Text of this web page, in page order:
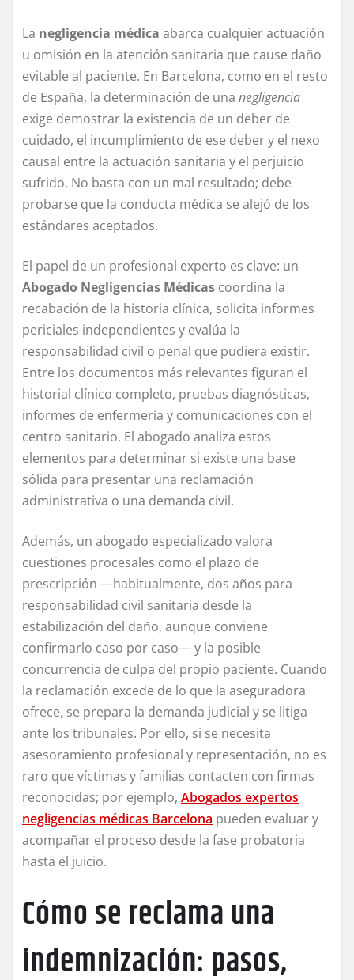
La negligencia médica abarca cualquier actuación
u omisión en la atención sanitaria que cause daño
evitable al paciente. En Barcelona, como en el resto
de España, la determinación de una negligencia
exige demostrar la existencia de un deber de
cuidado, el incumplimiento de ese deber y el nexo
causal entre la actuación sanitaria y el perjuicio
sufrido. No basta con un mal resultado; debe
probarse que la conducta médica se alejó de los
estándares aceptados.
El papel de un profesional experto es clave: un
Abogado Negligencias Médicas coordina la
recabación de la historia clínica, solicita informes
periciales independientes y evalúa la
responsabilidad civil o penal que pudiera existir.
Entre los documentos más relevantes figuran el
historial clínico completo, pruebas diagnósticas,
informes de enfermería y comunicaciones con el
centro sanitario. El abogado analiza estos
elementos para determinar si existe una base
sólida para presentar una reclamación
administrativa o una demanda civil.
Además, un abogado especializado valora
cuestiones procesales como el plazo de
prescripción —habitualmente, dos años para
responsabilidad civil sanitaria desde la
estabilización del daño, aunque conviene
confirmarlo caso por caso— y la posible
concurrencia de culpa del propio paciente. Cuando
la reclamación excede de lo que la aseguradora
ofrece, se prepara la demanda judicial y se litiga
ante los tribunales. Por ello, si se necesita
asesoramiento profesional y representación, no es
raro que víctimas y familias contacten con firmas
reconocidas; por ejemplo, Abogados expertos
negligencias médicas Barcelona pueden evaluar y
acompañar el proceso desde la fase probatoria
hasta el juicio.
Cómo se reclama una
indemnización: pasos,